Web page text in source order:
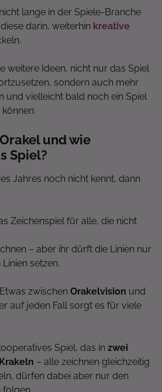
lange in der Spiele-Branche
darin, weiterhin kreative
weitere Ideen, nicht nur das Spiel
sondern auch mehr
und vielleicht bald noch ein Spiel
und wie
Spiel?
Jahres noch nicht kennt, dann
Zeichenspiel für alle, die nicht
– aber ihr dürft die Linien nur
setzen.
zwischen Orakelvision und
auf jeden Fall sorgt es für viele
Spiel, das in zwei
Krakeln – alle zeichnen gleichzeitig
dürfen dabei aber nur den